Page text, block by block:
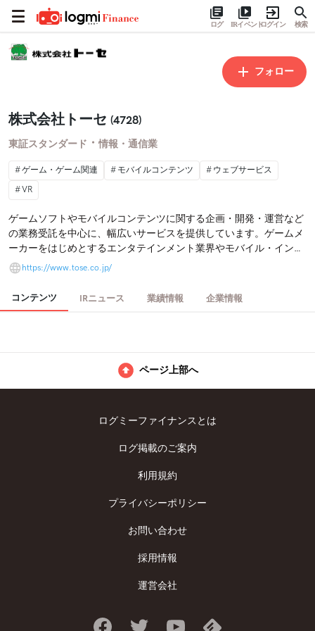
ログ IRイベントログイン 検索
フォロー
株式会社トーセ (4728)
東証スタンダード ・ 情報・通信業
ゲーム・ゲーム関連 モバイルコンテンツ
ウェブサービス
VR
ゲームソフトやモバイルコンテンツに関する企画・開発・運営など
の業務受託を中心に、幅広いサービスを提供しています。ゲームメ
ーカーをはじめとするエンタテインメント業界やモバイル・インタ
ーネット業界など、様々な業種のお客様と取引を行っており、コン
テンツの企画提案から開発、運営まで一貫したサービスの提供を通
じて、顧客とともに発展する総合的なソフトウェア開発企業を目指
しています。
https://www.tose.co.jp/
コンテンツ IRニュース 業績情報 企業情報
ページ上部へ
ログミーファイナンスとは
ログ掲載のご案内
利用規約
プライバシーポリシー
お問い合わせ
採用情報
運営会社